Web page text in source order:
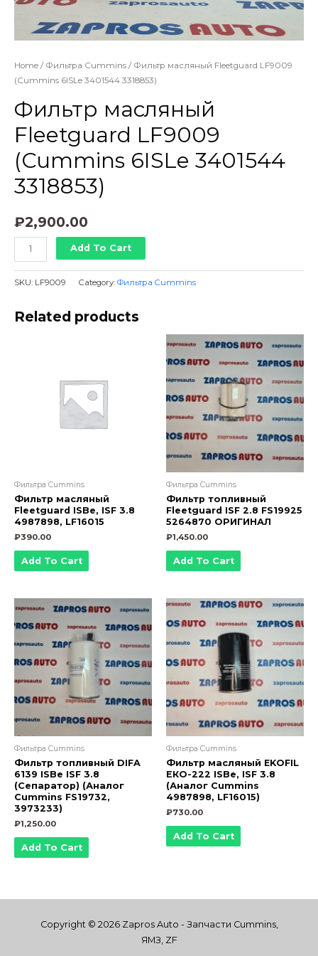
Home / Фильтра Cummins / Фильтр масляный Fleetguard LF9009
(Cummins 6ISLe 3401544 3318853)
Фильтр масляный
Fleetguard LF9009
(Cummins 6ISLe 3401544
3318853)
₽2,900.00
Фильтр
масляный
Fleetguard
6ISLe
Add To Cart
SKU: LF9009 Category: Фильтра Cummins
Related products
Фильтра Cummins
Фильтр масляный
Fleetguard ISBe, ISF 3.8
4987898, LF16015
₽390.00
Add To Cart
Фильтра Cummins
Фильтр топливный
Fleetguard ISF 2.8 FS19925
5264870 OРИГИНАЛ
₽1,450.00
Add To Cart
Фильтра Cummins
Фильтр топливный DIFA
6139 ISBe ISF 3.8
(Сепаратор) (Аналог
Cummins FS19732,
3973233)
₽1,250.00
Add To Cart
Фильтра Cummins
Фильтр масляный EKOFIL
ЕКО-222 ISBe, ISF 3.8
(Аналог Cummins
4987898, LF16015)
₽730.00
Add To Cart
Copyright © 2026 Zapros Auto - Запчасти Cummins,
ЯМЗ, ZF